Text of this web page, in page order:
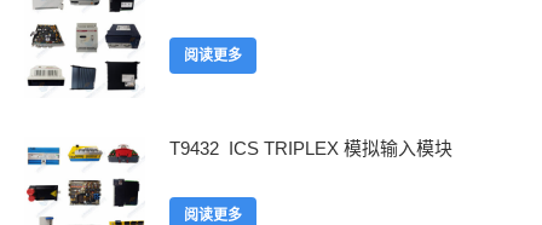
阅读更多
T9432 ICS TRIPLEX 模拟输入模块
阅读更多